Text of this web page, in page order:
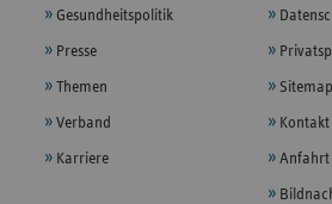
Gesundheitspolitik
Presse
Themen
Verband
Karriere
Sitemap
Kontakt
Anfahrt